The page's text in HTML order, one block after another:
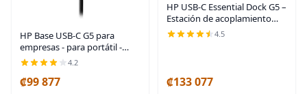
HP Base USB-C G5 para
empresas - para portátil -
USB tipo C - 3 pantallas
compatibles - 4K, QHD, Full
HD - 4 puertos tipo A - 1 x
4.2
₡99 877
HP USB-C Essential Dock G5 –
Estación de acoplamiento
multipuerto con USB-C,
HDMI, DisplayPort, Ethernet
4.5
₡133 077